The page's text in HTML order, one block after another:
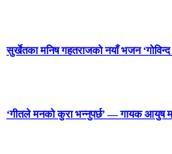
सुर्खेतका मनिष गहतराजको नयाँ भजन ‘गोविन्द
‘गीतले मनको कुरा भन्नुपर्छ’ — गायक आयुष